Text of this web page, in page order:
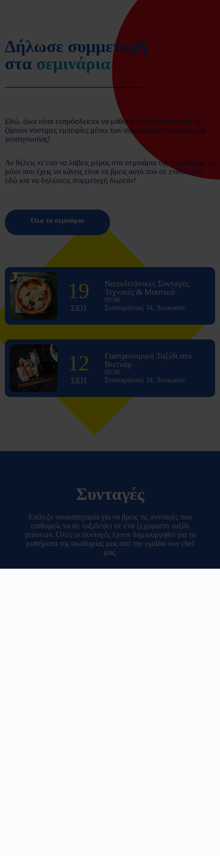
Δήλωσε συμμετοχή
στα σεμινάρια
Εδώ, όλοι είναι ευπρόσδεκτοι να μάθουν νέες συνταγές και να
ζήσουν νόστιμες εμπειρίες μέσω των σεμιναρίων διατροφής και
γευσιγνωσίας!
Αν θέλεις κι’εσύ να λάβεις μέρος στα σεμινάρια της Ακαδημίας, το
μόνο που έχεις να κάνεις είναι να βρεις αυτό που σε ενδιαφέρει
εδώ και να δηλώσεις συμμετοχή δωρεάν!
Όλα τα σεμινάρια
19
ΣΕΠ
Ναπολιτάνικες Συνταγές:
Τεχνικές & Μυστικά
09:00
Στασικράτους 34, Λευκωσία
12
ΣΕΠ
Γαστρονομικό Ταξίδι στο
Βιετνάμ
09:00
Στασικράτους 34, Λευκωσία
Συνταγές
Επίλεξε υποκατηγορία για να βρεις τις συνταγές που
επιθυμείς να σε ταξιδέψει σε ένα ξεχωριστό ταξίδι
γεύσεων. Όλες οι συνταγές έχουν δημιουργηθεί για τα
μαθήματα της ακαδημίας μας από την ομάδα των chef
μας.